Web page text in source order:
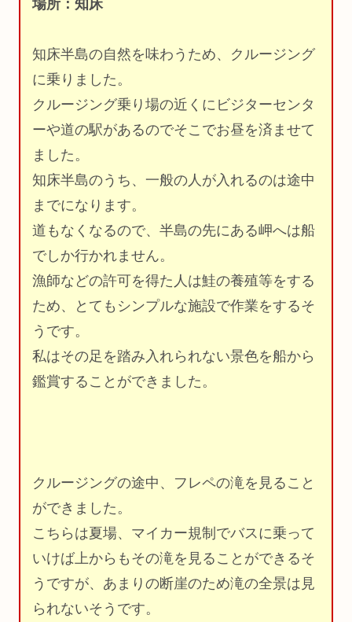
場所：知床
知床半島の自然を味わうため、クルージング
に乗りました。
クルージング乗り場の近くにビジターセンタ
ーや道の駅があるのでそこでお昼を済ませて
ました。
知床半島のうち、一般の人が入れるのは途中
までになります。
道もなくなるので、半島の先にある岬へは船
でしか行かれません。
漁師などの許可を得た人は鮭の養殖等をする
ため、とてもシンプルな施設で作業をするそ
うです。
私はその足を踏み入れられない景色を船から
鑑賞することができました。
クルージングの途中、フレペの滝を見ること
ができました。
こちらは夏場、マイカー規制でバスに乗って
いけば上からもその滝を見ることができるそ
うですが、あまりの断崖のため滝の全景は見
られないそうです。